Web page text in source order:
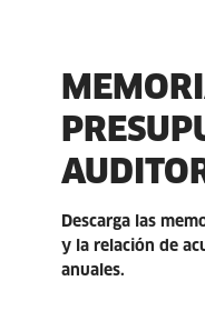
Descarga las
y la relación de
anuales.